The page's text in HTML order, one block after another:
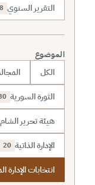
التقرير السنوي 8
الموضوع
الكل
الثورة السورية
هيئة تحرير الشام
الإدارة الذاتية 20
انتخابات الإدارة